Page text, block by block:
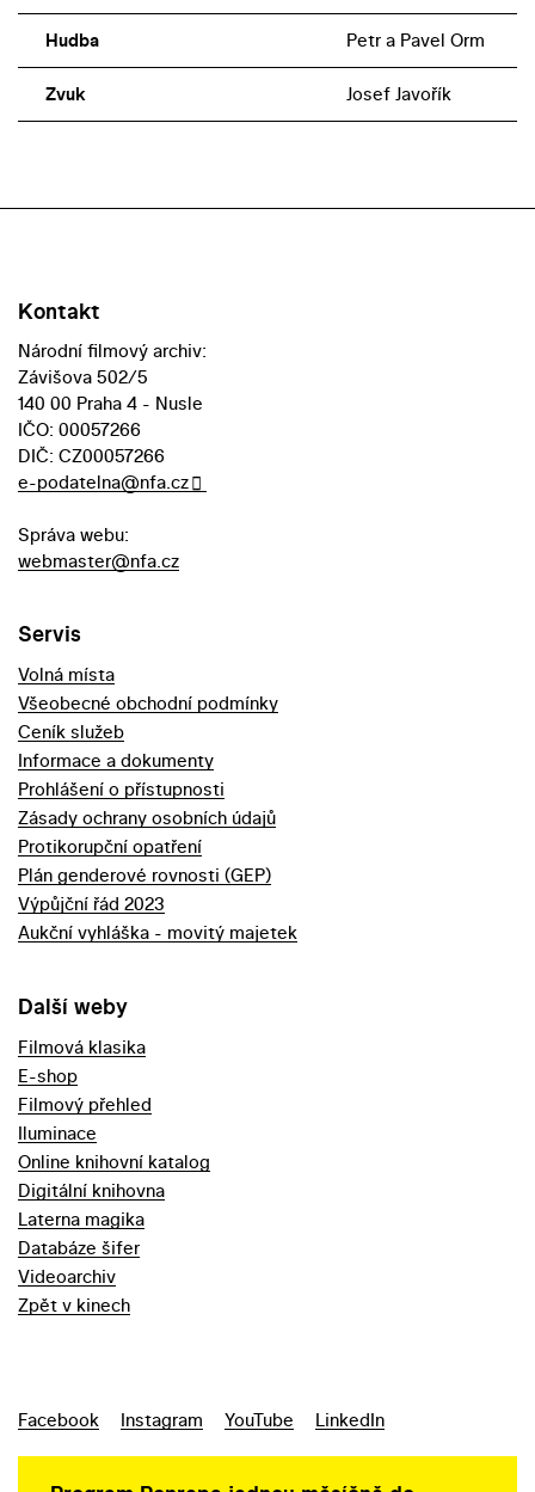
Hudba Petr a Pavel Orm
Zvuk Josef Javořík
Kontakt
Národní filmový archiv:
Závišova 502/5
140 00 Praha 4 - Nusle
IČO: 00057266
DIČ: CZ00057266
e-podatelna@nfa.cz
Správa webu:
webmaster@nfa.cz
Servis
Volná místa
Všeobecné obchodní podmínky
Ceník služeb
Informace a dokumenty
Prohlášení o přístupnosti
Zásady ochrany osobních údajů
Protikorupční opatření
Plán genderové rovnosti (GEP)
Výpůjční řád 2023
Aukční vyhláška - movitý majetek
Další weby
Filmová klasika
E-shop
Filmový přehled
Iluminace
Online knihovní katalog
Digitální knihovna
Laterna magika
Databáze šifer
Videoarchiv
Zpět v kinech
Facebook Instagram YouTube LinkedIn